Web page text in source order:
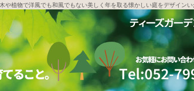
植物で洋風でも和風でもない美しく年を取る懐かしい庭をデザインい